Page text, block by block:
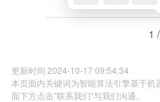
1
更新时间 2024-10-17 09:54:34
本页面内关键词为智能算法引擎基于
面下方点击"联系我们"与我们沟通。